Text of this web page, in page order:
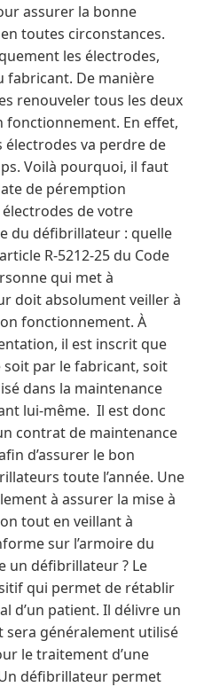
assurer la bonne
toutes circonstances.
les électrodes,
fabricant. De manière
renouveler tous les deux
En effet,
électrodes va perdre de
Voilà pourquoi, il faut
de péremption
de votre
du défibrillateur : quelle
R-5212-25 du Code
qui met à
doit absolument veiller à
fonctionnement. À
il est inscrit que
soit par le fabricant, soit
dans la maintenance
lui-même. Il est donc
contrat de maintenance
d’assurer le bon
toute l’année. Une
à assurer la mise à
tout en veillant à
sur l’armoire du
un défibrillateur ? Le
qui permet de rétablir
d’un patient. Il délivre un
généralement utilisé
le traitement d’une
défibrillateur permet